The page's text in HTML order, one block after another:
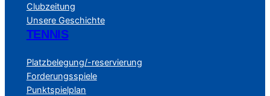
Clubzeitung
Unsere Geschichte
TENNIS
Platzbelegung/-reservierung
Forderungsspiele
Punktspielplan